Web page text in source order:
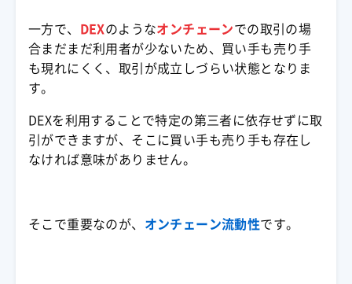
一方で、 DEXのようなオンチェーンでの取引の場
合まだまだ利用者が少ないため、買い手も売り手
も現れにくく、取引が成立しづらい状態となりま
す。
DEXを利用することで特定の第三者に依存せずに取
引ができますが、そこに買い手も売り手も存在し
なければ意味がありません。
そこで重要なのが、 オンチェーン流動性です。